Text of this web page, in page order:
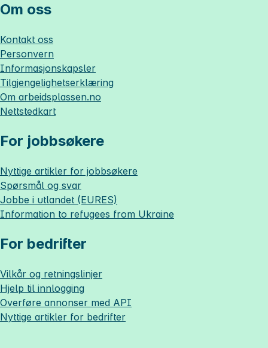
Om oss
Kontakt oss
Personvern
Informasjonskapsler
Tilgjengelighetserklæring
Om arbeidsplassen.no
Nettstedkart
For jobbsøkere
Nyttige artikler for jobbsøkere
Spørsmål og svar
Jobbe i utlandet (EURES)
Information to refugees from Ukraine
For bedrifter
Vilkår og retningslinjer
Hjelp til innlogging
Overføre annonser med API
Nyttige artikler for bedrifter